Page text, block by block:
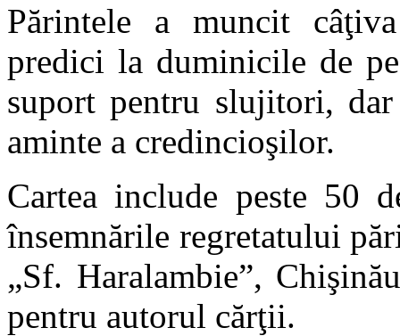
Părintele a muncit
predici la duminicile de
suport pentru slujitori,
aminte a credincioşilor.
Cartea include peste 50
însemnările regretatului
„Sf. Haralambie”,
pentru autorul cărţii.